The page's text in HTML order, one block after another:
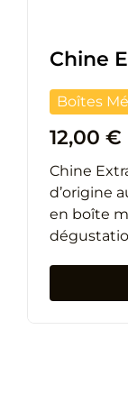
Chine
Boîtes
12,00 €
Chine
d’origine
en boîte